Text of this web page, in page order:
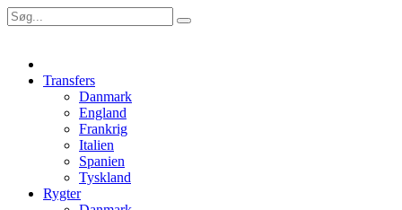
Transfers
Danmark
England
Frankrig
Italien
Spanien
Tyskland
Rygter